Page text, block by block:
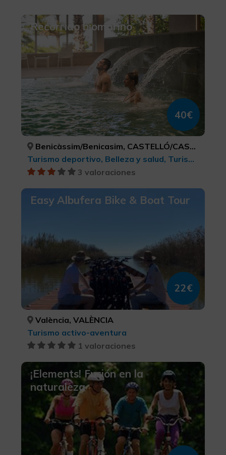
Recorrido biomarino
40€
Benicàssim/Benicasim, CASTELLÓ/CASTELLÓN
Turismo deportivo, Belleza y salud, Turismo de ocio y diversión, Turismo activo-aventura
3 valoraciones
Easy Albufera Bike & Boat Tour
22€
València, VALÈNCIA
Turismo activo-aventura
1 valoraciones
¡Elements! Fusión en la
naturaleza